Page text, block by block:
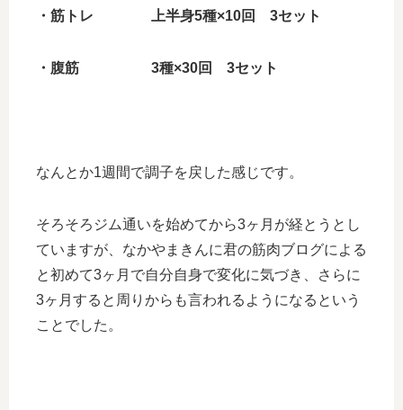
・筋トレ 上半身5種×10回 3セット
・腹筋 3種×30回 3セット
なんとか1週間で調子を戻した感じです。
そろそろジム通いを始めてから3ヶ月が経とうとし
ていますが、なかやまきんに君の筋肉ブログによる
と初めて3ヶ月で自分自身で変化に気づき、さらに
3ヶ月すると周りからも言われるようになるという
ことでした。